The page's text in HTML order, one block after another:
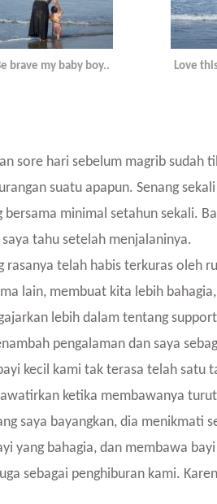
brave my baby boy.. Love
sore hari sebelum magrib sudah
suatu apapun. Senang
minimal setahun sekali.
tahu setelah menjalaninya.
rasanya telah habis terkuras oleh
lain, membuat kita lebih
lebih dalam tentang
pengalaman dan saya
kecil kami tak terasa telah satu
ketika membawanya
saya bayangkan, dia menikmati
yang bahagia, dan membawa
sebagai penghiburan kami.